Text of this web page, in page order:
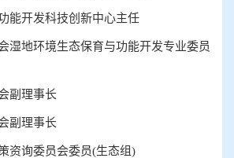
能开发科技创新中心主任
湿地环境生态保育与功能开发专业委员
副理事长
副理事长
资询委员会委员(生态组)